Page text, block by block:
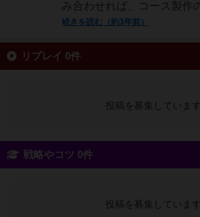
み合わせれば、コース製作
続きを読む（約3年前）
リプレイ 0件
投稿を募集しています
戦略やコツ 0件
投稿を募集しています